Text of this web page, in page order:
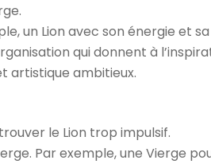
un Lion avec son énergie et
qui donnent à
artistique ambitieux.
le Lion trop impulsif.
Par exemple, une Vierge